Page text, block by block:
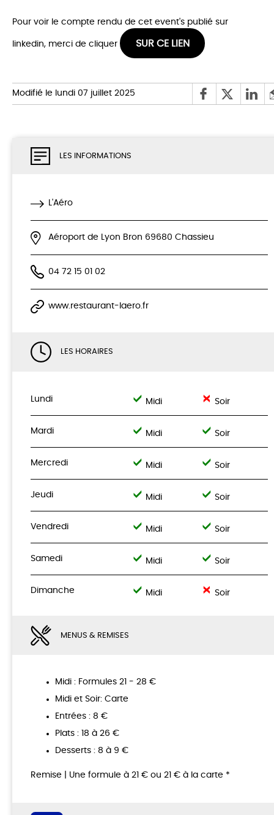
LES INFORMATIONS
L'Aéro
Aéroport de Lyon Bron 69680 Chassieu
04 72 15 01 02
www.restaurant-laero.fr
LES HORAIRES
Lundi Midi Soir
Mardi Midi Soir
Mercredi Midi Soir
Jeudi Midi Soir
Vendredi Midi Soir
Samedi Midi Soir
Dimanche Midi Soir
MENUS & REMISES
Midi : Formules 21 - 28 €
Midi et Soir: Carte
Entrées : 8 €
Plats : 18 à 26 €
Desserts : 8 à 9 €
Remise | Une formule à 21 € ou 21 € à la carte *
Pour voir le compte rendu de cet event's publié sur
linkedin, merci de cliquer SUR CE LIEN
Modifié le lundi 07 juillet 2025